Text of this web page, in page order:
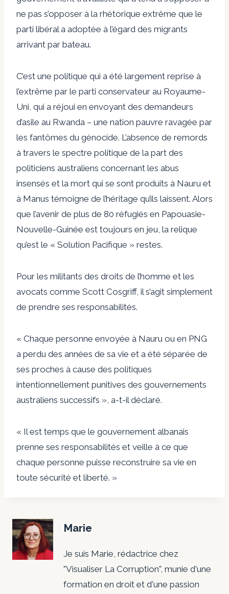
ne pas s’opposer à la rhétorique extrême que le
parti libéral a adoptée à l’égard des migrants
arrivant par bateau.
C’est une politique qui a été largement reprise à
l’extrême par le parti conservateur au Royaume-
Uni, qui a réjoui en envoyant des demandeurs
d’asile au Rwanda – une nation pauvre ravagée par
les fantômes du génocide. L’absence de remords
à travers le spectre politique de la part des
politiciens australiens concernant les abus
insensés et la mort qui se sont produits à Nauru et
à Manus témoigne de l’héritage qu’ils laissent. Alors
que l’avenir de plus de 80 réfugiés en Papouasie-
Nouvelle-Guinée est toujours en jeu, la relique
qu’est le « Solution Pacifique » restes.
Pour les militants des droits de l’homme et les
avocats comme Scott Cosgriff, il s’agit simplement
de prendre ses responsabilités.
« Chaque personne envoyée à Nauru ou en PNG
a perdu des années de sa vie et a été séparée de
ses proches à cause des politiques
intentionnellement punitives des gouvernements
australiens successifs », a-t-il déclaré.
« Il est temps que le gouvernement albanais
prenne ses responsabilités et veille à ce que
chaque personne puisse reconstruire sa vie en
toute sécurité et liberté. »
Marie
Je suis Marie, rédactrice chez
"Visualiser La Corruption", munie d'une
formation en droit et d'une passion